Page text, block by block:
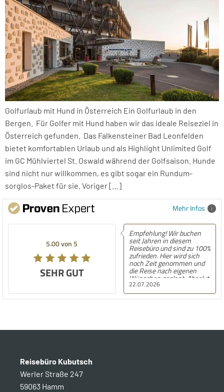
Golfurlaub mit Hund in Österreich Ein Golfurlaub in den
Bergen. Für Golfer mit Hund haben wir das ideale Reiseziel in
Österreich gefunden. Das Falkensteiner Bad Leonfelden
bietet komfortablen Urlaub und als Highlight Unlimited Golf
im GC Mühlviertel St. Oswald während der Golfsaison. Hunde
sind nicht nur willkommen, es gibt sogar ein Rundum-
sorglos-Paket für sie. Voriger […]
Mehr Infos
5.00 von 5
SEHR GUT
22.07.2026
Empfehlung! Wir buchen
seit Jahren in diesem
Reisebüro und sind zu 100%
zufrieden. Hier wird sich
noch Zeit genommen und
die Reise nach eigenen
Wünschen geplant. Absolut
empfehlenswert!
Reisebüro Kubutsch
Werler Straße 247
59063 Hamm